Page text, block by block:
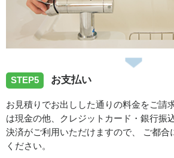
STEP5 お支払い
お見積りでお出しした通りの料金をご請
は現金の他、クレジットカード・銀行振
決済がご利用いただけますので、 ご都合
ください。